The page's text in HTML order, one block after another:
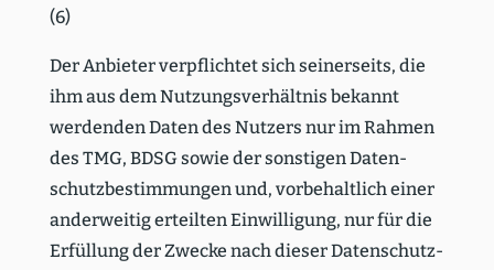
(6)
Der Anbieter verpflichtet sich seiner­seits, die
ihm aus dem Nutzungs­ver­hältnis bekannt
werdenden Daten des Nutzers nur im Rahmen
des TMG, BDSG sowie der sonstigen Daten­
schutz­be­stim­mungen und, vorbe­haltlich einer
ander­weitig erteilten Einwil­ligung, nur für die
Erfüllung der Zwecke nach dieser Daten­schutz­